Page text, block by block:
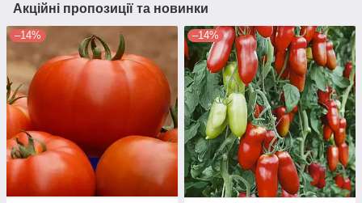
Акційні пропозиції та новинки
–14% –14%